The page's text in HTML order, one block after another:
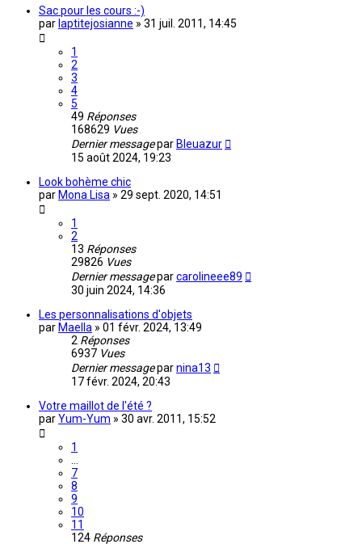
Sac pour les cours :-)
par laptitejosianne » 31 juil. 2011, 14:45
1
2
3
4
5
49 Réponses
168629 Vues
Dernier messagepar Bleuazur
15 août 2024, 19:23
Look bohème chic
par Mona Lisa » 29 sept. 2020, 14:51
1
2
13 Réponses
29826 Vues
Dernier messageparcarolineee89
30 juin 2024, 14:36
Les personnalisations d'objets
par Maella » 01 févr. 2024, 13:49
2 Réponses
6937 Vues
Dernier messageparnina13
17 févr. 2024, 20:43
Votre maillot de l'été ?
parYum-Yum » 30 avr. 2011, 15:52
1
7
8
9
10
11
124 Réponses